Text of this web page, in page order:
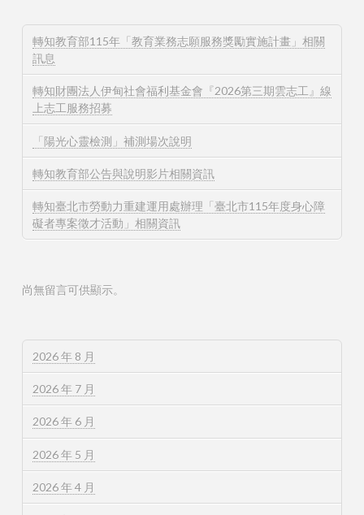
轉知教育部115年「教育業務志願服務獎勵實施計畫」相關
訊息
轉知財團法人伊甸社會福利基金會『2026第三期雲志工』線
上志工服務招募
「陽光心靈檢測」補測場次說明
轉知教育部公告與說明影片相關資訊
轉知臺北市勞動力重建運用處辦理「臺北市115年度身心障
礙者專案徵才活動」相關資訊
尚無留言可供顯示。
2026 年 8 月
2026 年 7 月
2026 年 6 月
2026 年 5 月
2026 年 4 月